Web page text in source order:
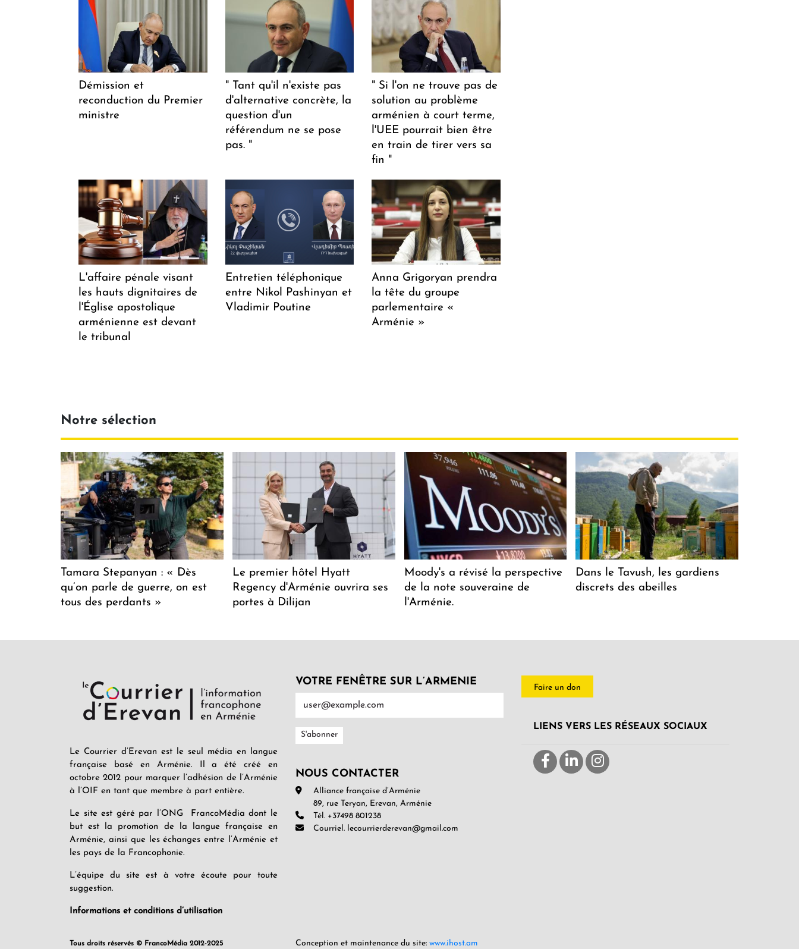
Démission et
reconduction du Premier
ministre
" Tant qu'il n'existe pas
d'alternative concrète, la
question d'un
référendum ne se pose
pas. "
" Si l'on ne trouve pas de
solution au problème
arménien à court terme,
l'UEE pourrait bien être
en train de tirer vers sa
fin "
L'affaire pénale visant
les hauts dignitaires de
l'Église apostolique
arménienne est devant
le tribunal
Entretien téléphonique
entre Nikol Pashinyan et
Vladimir Poutine
Anna Grigoryan prendra
la tête du groupe
parlementaire «
Arménie »
Notre sélection
Tamara Stepanyan : « Dès
qu’on parle de guerre, on est
tous des perdants »
Le premier hôtel Hyatt
Regency d'Arménie ouvrira ses
portes à Dilijan
Moody's a révisé la perspective
de la note souveraine de
l'Arménie.
Dans le Tavush, les gardiens
discrets des abeilles
Le Courrier d’Erevan est le seul média en langue
française basé en Arménie. Il a été créé en
octobre 2012 pour marquer l’adhésion de l’Arménie
à l’OIF en tant que membre à part entière.
Le site est géré par l’ONG FrancoMédia dont le
but est la promotion de la langue française en
Arménie, ainsi que les échanges entre l’Arménie et
les pays de la Francophonie.
L’équipe du site est à votre écoute pour toute
suggestion.
Informations et conditions d’utilisation
Tous droits réservés © FrancoMédia 2012-2025
VOTRE FENÊTRE SUR L’ARMENIE
NOUS CONTACTER
Alliance française d’Arménie
89, rue Teryan, Erevan, Arménie
Tél. +37498 801238
Courriel. lecourrierderevan@gmail.com
Conception et maintenance du site: www.ihost.am
Faire un don
LIENS VERS LES RÉSEAUX SOCIAUX